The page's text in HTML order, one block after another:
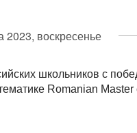
2023, воскресенье
школьников с
Romanian Master